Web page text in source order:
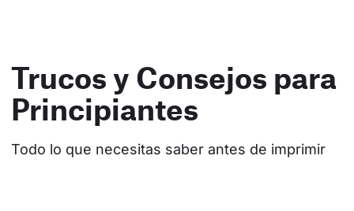
Trucos y Consejos para
Principiantes
Todo lo que necesitas saber antes de imprimir